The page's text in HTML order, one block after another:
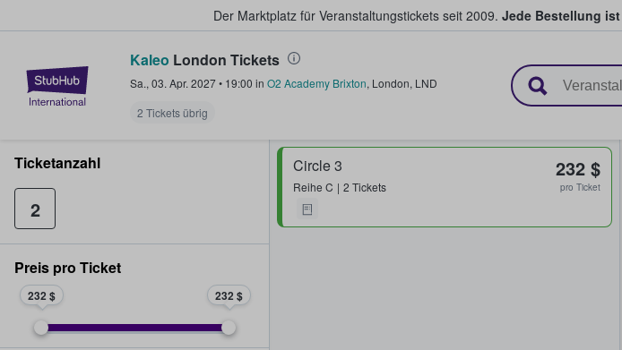
Der Marktplatz für Veranstaltungstickets seit 2009. Jede Bestellung
StubHub - Wo Fans Tickets kaufen & verkaufen
Kaleo London Tickets
Sa., 03. Apr. 2027• 19:00 in O2 Academy Brixton, London, LND
2 Tickets übrig
Circle 3
Reihe C 2 Tickets
232 $
pro Ticket
Ticketanzahl
2
Preis pro Ticket
232 $ 232 $